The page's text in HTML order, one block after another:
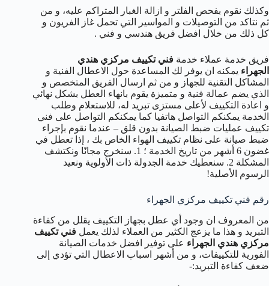
وكذلك نقوم بفحص الفلتر و ازالة الغبار المتراكم عليه، و من
ثم نتاكد من التوصيلات و المواسير التي تحمل غاز الفريون و
كل ذلك من خلال افضل فريق هندسي و فني .
فريق خدمة عملاء خدمة فني تكييف مركزي هندي
الجهراء يمكنه ان يوفر لك المساعدة حول الاعطال الفنية و
المشاكل التقنية للجهاز و من ثم ارسال الفريق المتخصص و
الذي يضم عمالة فنية و متميزة يقوم بانهاء العطل بشكل نهائي
و اعادة التكييف لأعلى مستزى تبريد له، للاستعلام وطلب
الخدمة يمكنكم التواصل هاتفيا كما يمكنكم التواصل على فني
تكييف عمليات ضبط الصيانة بدون قلق – عندما نقوم بإجراء
ضبط صيانة على نظام تكييف الهواء الخاص بك ، إذا تعطل في
غضون 6 أشهر من تاريخ الخدمة ؛ 1. سنخرج مجانًا ونكتشف
المشكلة 2. سنعطيك خدمة الجدولة ذات الأولوية ونعيد
الرسوم الأصلية!
رقم فني تكييف مركزي الجهراء
من المعروف ان وجود أي عطل بجهاز التكييف يقلل من كفاءة
التبريد و هذا ما يزعج الكثير من العملاء لذلك يعمل فني تكييف
مركزي هندي الجهراء على توفير افضل خدمات الصيانة
الفورية للتكييفات، و من أشهر اسباب الاعطال التي تؤدي إلى
ضعف كفاءة التبريد:-